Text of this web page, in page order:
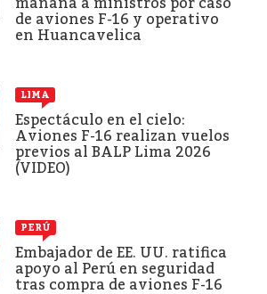
de aviones F-16 y operativo
en Huancavelica
LIMA
Espectáculo en el cielo:
Aviones F-16 realizan vuelos
previos al BALP Lima 2026
(VIDEO)
PERÚ
Embajador de EE. UU. ratifica
apoyo al Perú en seguridad
tras compra de aviones F-16